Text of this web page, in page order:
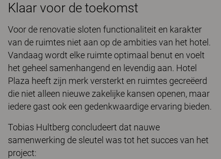
Klaar voor de toekomst
Voor de renovatie sloten functionaliteit en karakter
van de ruimtes niet aan op de ambities van het hotel.
Vandaag wordt elke ruimte optimaal benut en voelt
het geheel samenhangend en levendig aan. Hotel
Plaza heeft zijn merk versterkt en ruimtes gecreëerd
die niet alleen nieuwe zakelijke kansen openen, maar
iedere gast ook een gedenkwaardige ervaring bieden.
Tobias Hultberg concludeert dat nauwe
samenwerking de sleutel was tot het succes van het
project: